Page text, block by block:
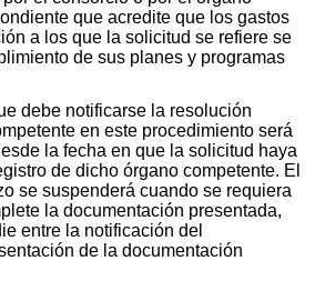
que acredite que los gastos
a los que la solicitud se refiere se
de sus planes y programas
debe notificarse la resolución
en este procedimiento será
la fecha en que la solicitud haya
de dicho órgano competente. El
se suspenderá cuando se requiera
la documentación presentada,
entre la notificación del
de la documentación